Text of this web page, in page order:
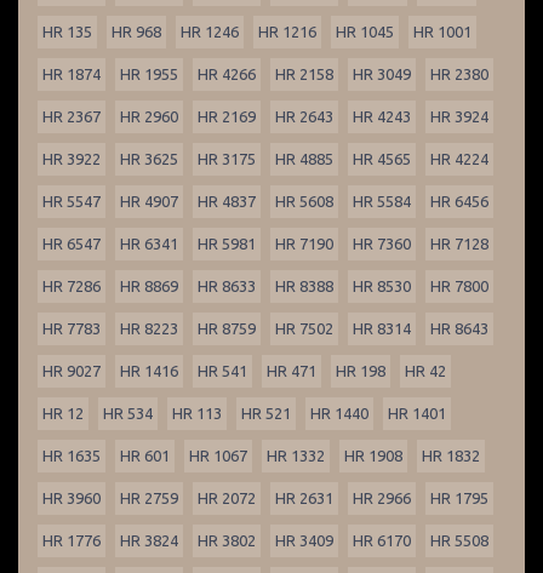
HR 135 HR 968 HR 1246 HR 1216 HR 1045 HR 1001
HR 1874 HR 1955 HR 4266 HR 2158 HR 3049 HR 2380
HR 2367 HR 2960 HR 2169 HR 2643 HR 4243 HR 3924
HR 3922 HR 3625 HR 3175 HR 4885 HR 4565 HR 4224
HR 5547 HR 4907 HR 4837 HR 5608 HR 5584 HR 6456
HR 6547 HR 6341 HR 5981 HR 7190 HR 7360 HR 7128
HR 7286 HR 8869 HR 8633 HR 8388 HR 8530 HR 7800
HR 7783 HR 8223 HR 8759 HR 7502 HR 8314 HR 8643
HR 9027 HR 1416 HR 541 HR 471 HR 198 HR 42
HR 12 HR 534 HR 113 HR 521 HR 1440 HR 1401
HR 1635 HR 601 HR 1067 HR 1332 HR 1908 HR 1832
HR 3960 HR 2759 HR 2072 HR 2631 HR 2966 HR 1795
HR 1776 HR 3824 HR 3802 HR 3409 HR 6170 HR 5508